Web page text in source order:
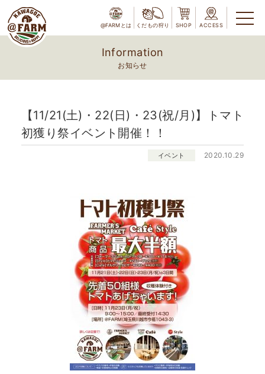
@FARMとは くだもの狩り SHOP ACCESS
Information
お知らせ
【11/21(土)・22(日)・23(祝/月)】トマト
初獲り祭イベント開催！！
イベント 2020.10.29